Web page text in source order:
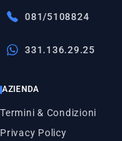
081/5108824
331.136.29.25
AZIENDA
Termini & Condizioni
Privacy Policy